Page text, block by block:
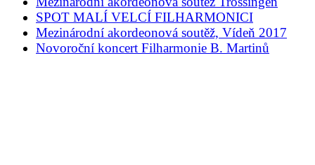
SPOT MALÍ VELCÍ FILHARMONICI
Mezinárodní akordeonová soutěž, Vídeň 2017
Novoroční koncert Filharmonie B. Martinů